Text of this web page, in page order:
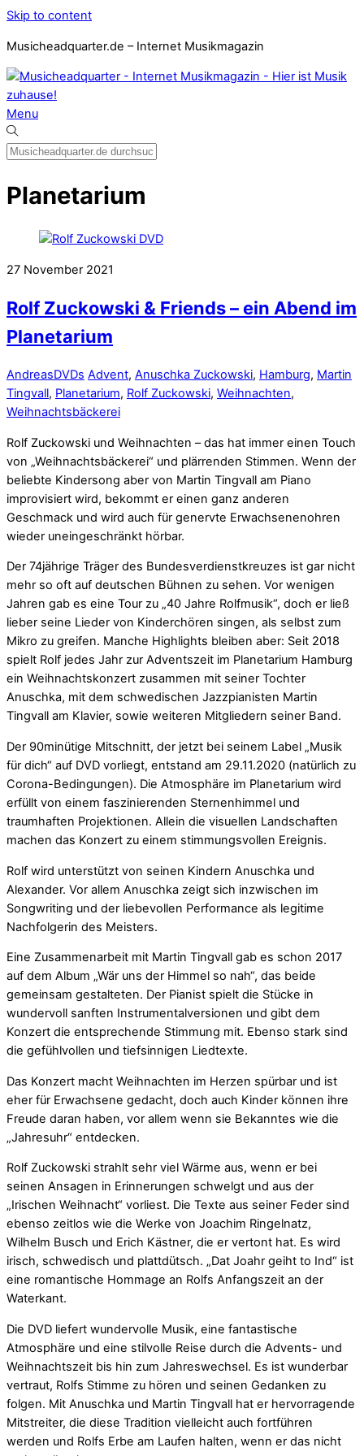
Skip to content
Musicheadquarter.de – Internet Musikmagazin
Menu
Planetarium
27 November 2021
Rolf Zuckowski & Friends – ein Abend im
Planetarium
AndreasDVDs Advent, Anuschka Zuckowski, Hamburg, Martin
Tingvall, Planetarium, Rolf Zuckowski, Weihnachten,
Weihnachtsbäckerei
Rolf Zuckowski und Weihnachten – das hat immer einen Touch
von „Weihnachtsbäckerei“ und plärrenden Stimmen. Wenn der
beliebte Kindersong aber von Martin Tingvall am Piano
improvisiert wird, bekommt er einen ganz anderen
Geschmack und wird auch für genervte Erwachsenenohren
wieder uneingeschränkt hörbar.
Der 74jährige Träger des Bundesverdienstkreuzes ist gar nicht
mehr so oft auf deutschen Bühnen zu sehen. Vor wenigen
Jahren gab es eine Tour zu „40 Jahre Rolfmusik“, doch er ließ
lieber seine Lieder von Kinderchören singen, als selbst zum
Mikro zu greifen. Manche Highlights bleiben aber: Seit 2018
spielt Rolf jedes Jahr zur Adventszeit im Planetarium Hamburg
ein Weihnachtskonzert zusammen mit seiner Tochter
Anuschka, mit dem schwedischen Jazzpianisten Martin
Tingvall am Klavier, sowie weiteren Mitgliedern seiner Band.
Der 90minütige Mitschnitt, der jetzt bei seinem Label „Musik
für dich“ auf DVD vorliegt, entstand am 29.11.2020 (natürlich zu
Corona-Bedingungen). Die Atmosphäre im Planetarium wird
erfüllt von einem faszinierenden Sternenhimmel und
traumhaften Projektionen. Allein die visuellen Landschaften
machen das Konzert zu einem stimmungsvollen Ereignis.
Rolf wird unterstützt von seinen Kindern Anuschka und
Alexander. Vor allem Anuschka zeigt sich inzwischen im
Songwriting und der liebevollen Performance als legitime
Nachfolgerin des Meisters.
Eine Zusammenarbeit mit Martin Tingvall gab es schon 2017
auf dem Album „Wär uns der Himmel so nah“, das beide
gemeinsam gestalteten. Der Pianist spielt die Stücke in
wundervoll sanften Instrumentalversionen und gibt dem
Konzert die entsprechende Stimmung mit. Ebenso stark sind
die gefühlvollen und tiefsinnigen Liedtexte.
Das Konzert macht Weihnachten im Herzen spürbar und ist
eher für Erwachsene gedacht, doch auch Kinder können ihre
Freude daran haben, vor allem wenn sie Bekanntes wie die
„Jahresuhr“ entdecken.
Rolf Zuckowski strahlt sehr viel Wärme aus, wenn er bei
seinen Ansagen in Erinnerungen schwelgt und aus der
„Irischen Weihnacht“ vorliest. Die Texte aus seiner Feder sind
ebenso zeitlos wie die Werke von Joachim Ringelnatz,
Wilhelm Busch und Erich Kästner, die er vertont hat. Es wird
irisch, schwedisch und plattdütsch. „Dat Joahr geiht to Ind“ ist
eine romantische Hommage an Rolfs Anfangszeit an der
Waterkant.
Die DVD liefert wundervolle Musik, eine fantastische
Atmosphäre und eine stilvolle Reise durch die Advents- und
Weihnachtszeit bis hin zum Jahreswechsel. Es ist wunderbar
vertraut, Rolfs Stimme zu hören und seinen Gedanken zu
folgen. Mit Anuschka und Martin Tingvall hat er hervorragende
Mitstreiter, die diese Tradition vielleicht auch fortführen
werden und Rolfs Erbe am Laufen halten, wenn er das nicht